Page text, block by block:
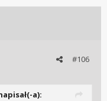
#106
a):